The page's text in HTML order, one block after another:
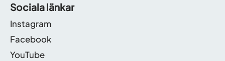
Sociala länkar
Instagram
Facebook
YouTube